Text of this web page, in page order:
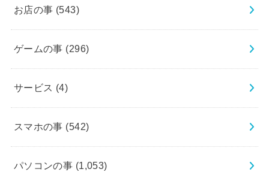
お店の事 (543)
ゲームの事 (296)
サービス (4)
スマホの事 (542)
パソコンの事 (1,053)